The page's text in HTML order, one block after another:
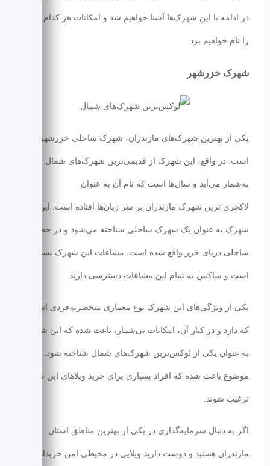
در ادامه با این شهرک‌ها آشنا خواهیم شد و امکانات هر کدام از آنها
را نام خواهیم برد.
شهرک خزرشهر
یکی از بهترین شهرک‌های مازندران، شهرک ساحلی خزرشهر
است. در واقع، این شهرک از قدیمی‌ترین شهرک‌های شمال
به‌شمار می‌آید و سال‌ها است که نام آن به عنوان
لاکچری ترین شهرک مازندران بر سر زبان‌ها افتاده است. این
شهرک به عنوان یک شهرک ساحلی شناخته می‌شود و در خط
ساحلی دریای خزر واقع شده است. مشاعات این شهرک بسیار
است و ساکنین به تمام این مشاعات دسترسی دارند.
یکی از ویژگی‌های این شهرک نوع معماری منحصربه‌فردی است
که دارد و در کنار آن، امکانات بی‌شمار، باعث شده که این شهرک
به عنوان یکی از لوکس‌ترین شهرک‌های شمال شناخته شود. همین
موضوع باعث شده که افراد بسیاری برای خرید ویلاهای این شهرک
ترغیب شوند.
اگر به دنبال سرمایه‌گذاری در یکی از بهترین مناطق استان
مازندران هستید و دوست دارید ویلایی در محیطی امن خریداری